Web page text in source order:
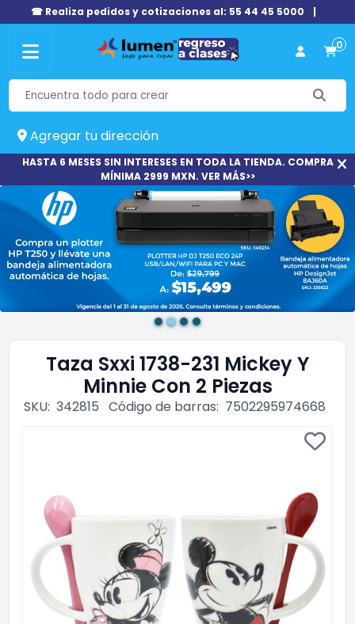
☎ Realiza pedidos y cotizaciones al: 55 44 45 5000 |
0
Agregar tu dirección
HASTA 6 MESES SIN INTERESES EN TODA LA TIENDA. COMPRA
MÍNIMA 2999 MXN. VER MÁS>>
Taza Sxxi 1738-231 Mickey Y
Minnie Con 2 Piezas
SKU: 342815 Código de barras: 7502295974668